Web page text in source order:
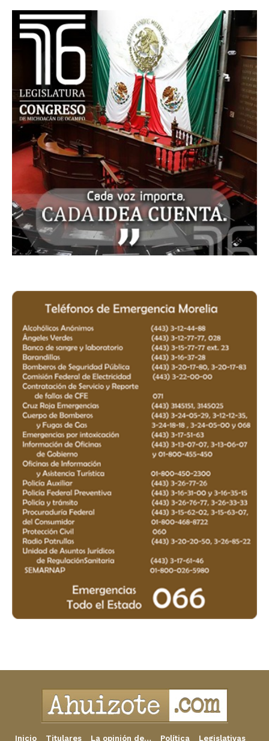
Inicio Titulares La opinión de… Política Legislativas